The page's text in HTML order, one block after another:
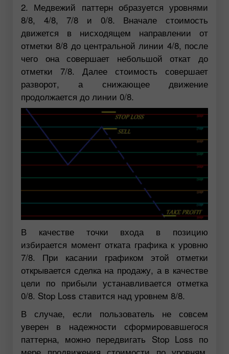
2. Медвежий паттерн образуется уровнями
8/8, 4/8, 7/8 и 0/8. Вначале стоимость
движется в нисходящем направлении от
отметки 8/8 до центральной линии 4/8, после
чего она совершает небольшой откат до
отметки 7/8. Далее стоимость совершает
разворот, а снижающее движение
продолжается до линии 0/8.
В качестве точки входа в позицию
избирается момент отката графика к уровню
7/8. При касании графиком этой отметки
открывается сделка на продажу, а в качестве
цели по прибыли устанавливается отметка
0/8. Stop Loss ставится над уровнем 8/8.
В случае, если пользователь не совсем
уверен в надежности сформировавшегося
паттерна, можно передвигать Stop Loss по